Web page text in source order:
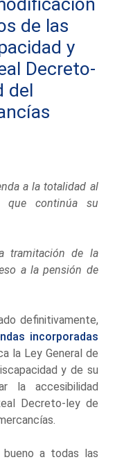
de las
y
Decreto-
del
a la totalidad al
que continúa su
tramitación de la
a la pensión de
definitivamente,
incorporadas
la Ley General de
y de su
la accesibilidad
Decreto-ley de
a todas las